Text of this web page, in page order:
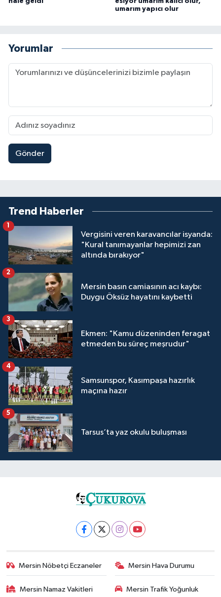
umarım yapıcı olur
Yorumlar
Gönder
Trend Haberler
Vergisini veren karavancılar isyanda:
"Kural tanımayanlar hepimizi zan
altında bırakıyor"
1
Mersin basın camiasının acı kaybı:
Duygu Öksüz hayatını kaybetti
2
Ekmen: "Kamu düzeninden feragat
etmeden bu süreç meşrudur"
3
Samsunspor, Kasımpaşa hazırlık
maçına hazır
4
Tarsus’ta yaz okulu buluşması
5
Mersin Nöbetçi Eczaneler Mersin Hava Durumu
Mersin Namaz Vakitleri
Mersin Trafik Yoğunluk